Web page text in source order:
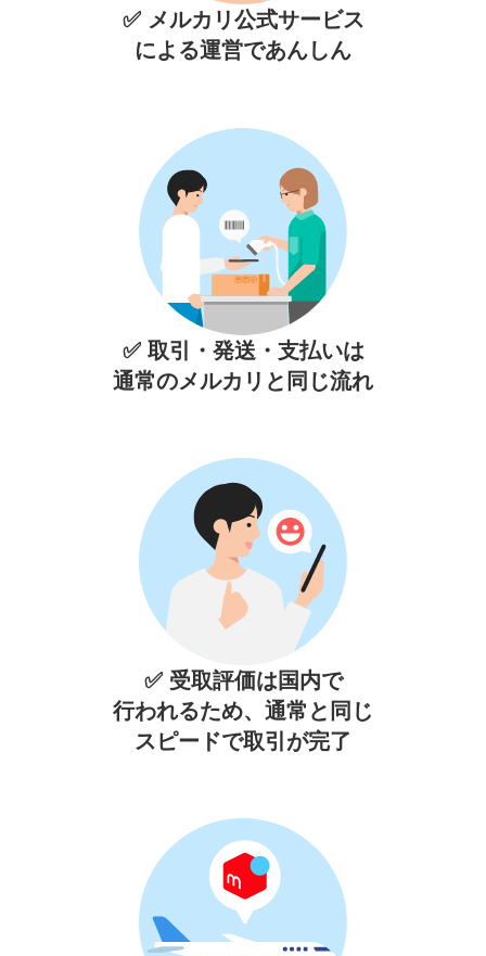
✅ メルカリ公式サービス
による運営であんしん
✅ 取引・発送・支払いは
通常のメルカリと同じ流れ
✅ 受取評価は国内で
行われるため、通常と同じ
スピードで取引が完了